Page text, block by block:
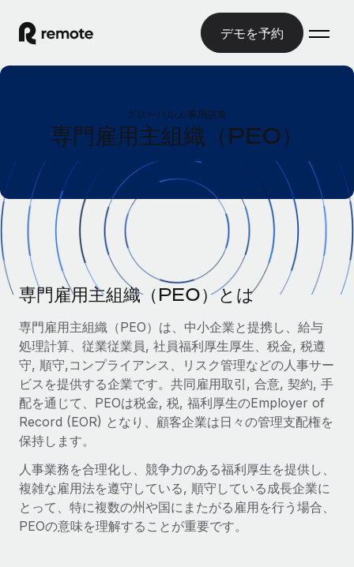
デモを予約
グローバル雇用
グローバル給与処理
コンプライアンス対応の給与処理を手軽に
Employer of Record（EOR）
グローバル展開をコストをかけずに実現
Contractor of Record
契約社員管理
世界中の契約社員をオンボーディングし、管理
PEO
複雑な雇用関連業務を外部委託
インフラ
Remote統合
人事機能をワークフローにシームレスに統合する
各国の制度に対応
国別ガイド
/国別のグローバル雇用支援を検索する
米国州エクスプローラー
米国の各州において採用プロセスを簡素化する
Remoteを他社と比較
他社と比較した、当社の強みを確認する
成長の段階
スタートアップ
成長中の企業向けのアジャイルなグローバルHR・給与処理ソ
リューション
ミッドマーケット
カスタマイズされた人事ソリューションでチームを拡大する
リソース
ツールと計算ツール
誤分類リスク判定ツール
国別に従業員の誤分類リスクを確認する
各国の総従業員コストを計算する
契約社員の報酬計算ツール
グローバルな契約社員向けに、通貨オプションと支払スピー
ドを確認する
リサーチおよびガイド
活用事例
日本語
English
Nederlands
Français
Deutsch
Español
Italiano
ログイン
グローバル人事用語集
専門雇用主組織（PEO）
専門雇用主組織（PEO）とは
専門雇用主組織（PEO）は、中小企業と提携し、給与
処理計算、従業従業員, 社員福利厚生厚生、税金, 税遵
守, 順守,コンプライアンス、リスク管理などの人事サー
ビスを提供する企業です。共同雇用取引, 合意, 契約, 手
配を通じて、PEOは税金, 税, 福利厚生のEmployer of
Record (EOR) となり、顧客企業は日々の管理支配権を
保持します。
人事業務を合理化し、競争力のある福利厚生を提供し、
複雑な雇用法を遵守している, 順守している成長企業に
とって、特に複数の州や国にまたがる雇用を行う場合、
PEOの意味を理解することが重要です。